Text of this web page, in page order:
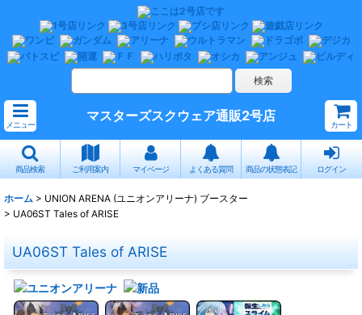
メニュー
マスターズスクウェア通販2号店
カート
商品検索 ご利用案内 マイページ よくある質問 商品の状態表記 ログイン
ホーム > UNION ARENA (ユニオンアリーナ) ブースター
> UA06ST Tales of ARISE
UA06ST Tales of ARISE